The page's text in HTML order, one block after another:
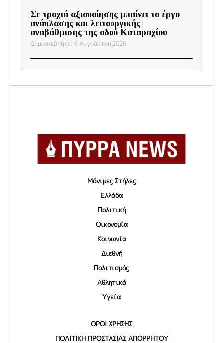
Σε τροχιά αξιοποίησης μπαίνει το έργο
ανάπλασης και λειτουργικής
αναβάθμισης της οδού Καταραχίου
Δημοσιεύτηκε: 6 Αυγούστου 2026
Μόνιμες Στήλες
Ελλάδα
Πολιτική
Οικονομία
Κοινωνία
Διεθνή
Πολιτισμός
Αθλητικά
Υγεία
ΟΡΟΙ ΧΡΗΣΗΣ
ΠΟΛΙΤΙΚΗ ΠΡΟΣΤΑΣΙΑΣ ΑΠΟΡΡΗΤΟΥ